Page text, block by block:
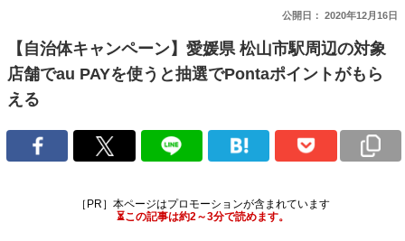
公開日： 2020年12月16日
【自治体キャンペーン】愛媛県 松山市駅周辺の対象
店舗でau PAYを使うと抽選でPontaポイントがもら
える
［PR］本ページはプロモーションが含まれています
⏳この記事は約2～3分で読めます。